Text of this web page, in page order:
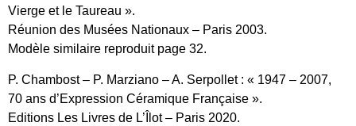
Vierge et le Taureau ».
Réunion des Musées Nationaux – Paris 2003.
Modèle similaire reproduit page 32.
P. Chambost – P. Marziano – A. Serpollet : « 1947 – 2007,
70 ans d’Expression Céramique Française ».
Editions Les Livres de L’Îlot – Paris 2020.